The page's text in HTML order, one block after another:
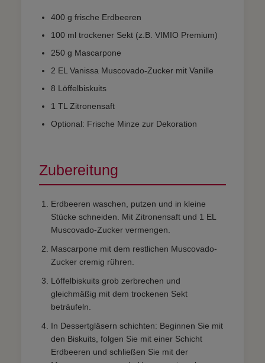
400 g frische Erdbeeren
100 ml trockener Sekt (z.B. VIMIO Premium)
250 g Mascarpone
2 EL Vanissa Muscovado-Zucker mit Vanille
8 Löffelbiskuits
1 TL Zitronensaft
Optional: Frische Minze zur Dekoration
Zubereitung
Erdbeeren waschen, putzen und in kleine
Stücke schneiden. Mit Zitronensaft und 1 EL
Muscovado-Zucker vermengen.
Mascarpone mit dem restlichen Muscovado-
Zucker cremig rühren.
Löffelbiskuits grob zerbrechen und
gleichmäßig mit dem trockenen Sekt
beträufeln.
In Dessertgläsern schichten: Beginnen Sie mit
den Biskuits, folgen Sie mit einer Schicht
Erdbeeren und schließen Sie mit der